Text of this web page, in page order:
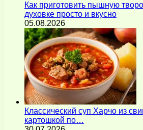
Как приготовить пышную
духовке просто и вкусно
05.08.2026
Классический суп Харчо из
картошкой по…